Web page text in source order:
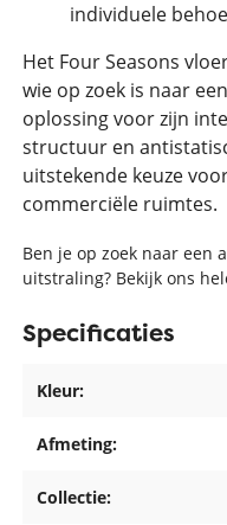
individuele
Het Four Seasons
wie op zoek is naar
oplossing voor zijn
structuur en
uitstekende keuze
commerciële ruimtes.
Ben je op zoek naar een
uitstraling? Bekijk ons
Specificaties
Kleur:
Afmeting:
Collectie: